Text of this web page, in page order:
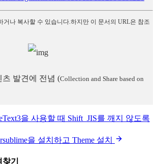
거나 복사할 수 있습니다.하지만 이 문서의 URL은 참조
발견에 전념 (Collection and Share based on
을 사용할 때 Shift_JIS를 깨지 않도록
을 설치하고 Theme 설치
기